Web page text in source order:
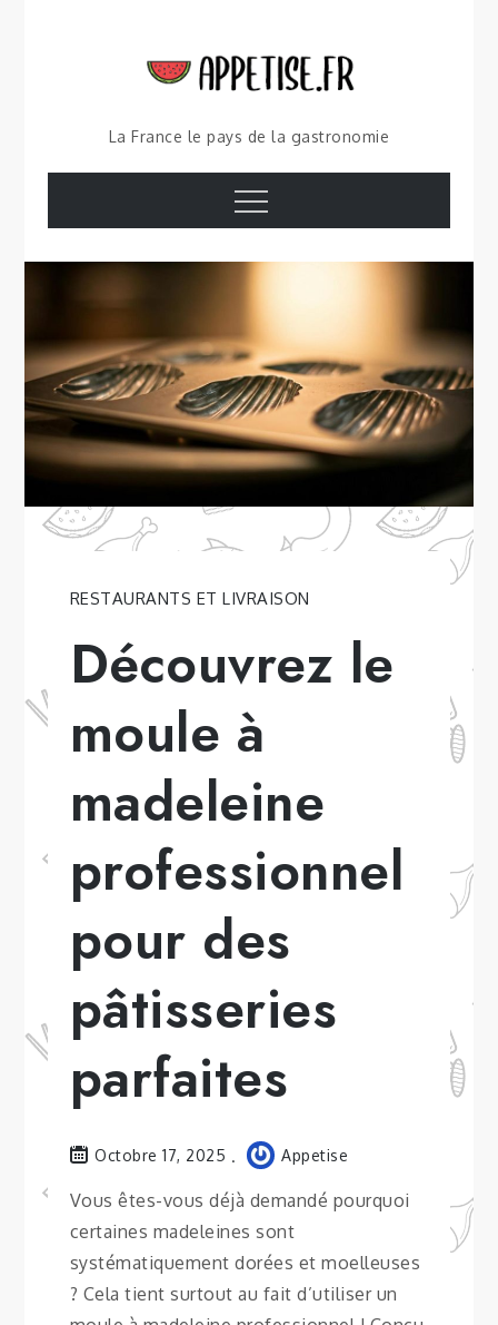
La France le pays de la gastronomie
Menu
RESTAURANTS ET LIVRAISON
Découvrez le
moule à
madeleine
professionnel
pour des
pâtisseries
parfaites
Octobre 17, 2025 Appetise
Vous êtes-vous déjà demandé pourquoi
certaines madeleines sont
systématiquement dorées et moelleuses
? Cela tient surtout au fait d’utiliser un